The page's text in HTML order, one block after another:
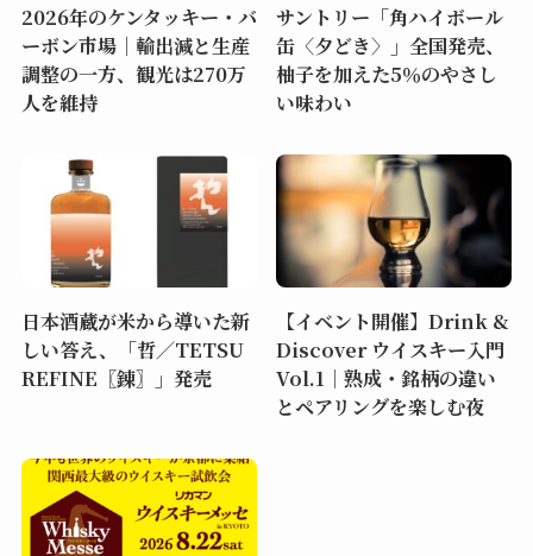
2026年のケンタッキー・バ
ーボン市場｜輸出減と生産
調整の一方、観光は270万
人を維持
サントリー「角ハイボール
缶〈夕どき〉」全国発売、
柚子を加えた5％のやさし
い味わい
日本酒蔵が米から導いた新
しい答え、「哲／TETSU
REFINE〖錬〗」発売
【イベント開催】Drink &
Discover ウイスキー入門
Vol.1｜熟成・銘柄の違い
とペアリングを楽しむ夜